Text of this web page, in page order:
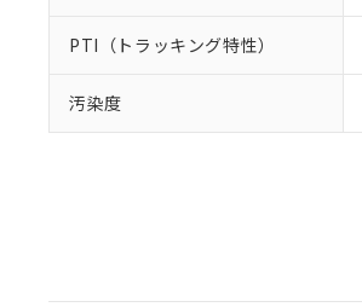
PTI（トラッキング特性）
汚染度